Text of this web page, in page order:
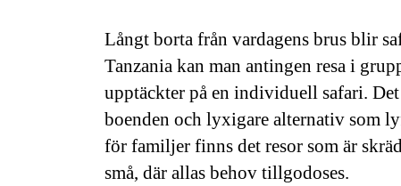
Långt borta från vardagens brus blir
Tanzania kan man antingen resa i
upptäckter på en individuell safari.
boenden och lyxigare alternativ som
för familjer finns det resor som är
små, där allas behov tillgodoses.